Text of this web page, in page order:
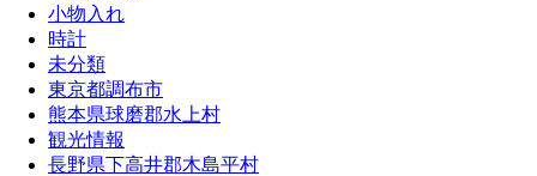
小物入れ
時計
未分類
東京都調布市
熊本県球磨郡水上村
観光情報
長野県下高井郡木島平村